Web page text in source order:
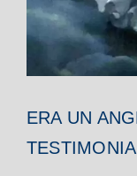
ERA UN